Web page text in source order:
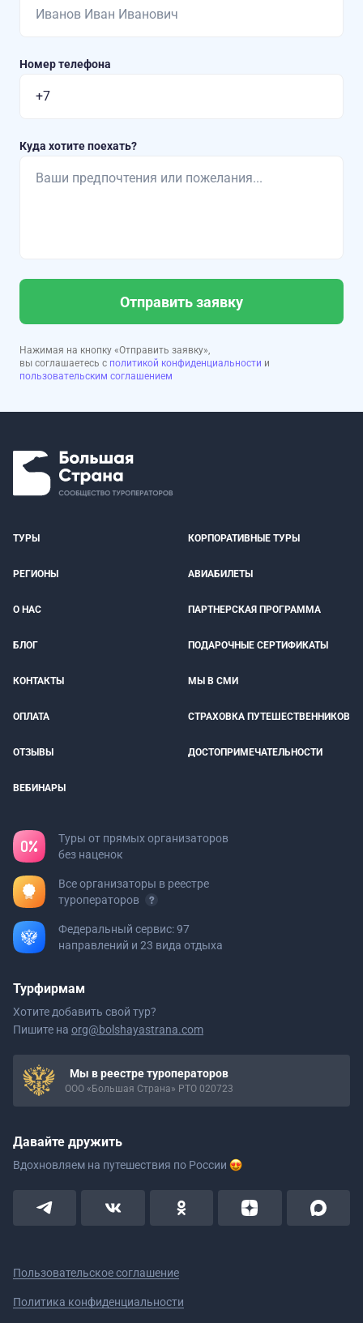
Номер телефона
Куда хотите поехать?
Отправить заявку
Нажимая на кнопку «Отправить заявку»,
вы соглашаетесь с политикой конфиденциальности и
пользовательским соглашением
ТУРЫ КОРПОРАТИВНЫЕ ТУРЫ
РЕГИОНЫ АВИАБИЛЕТЫ
О НАС ПАРТНЕРСКАЯ ПРОГРАММА
БЛОГ ПОДАРОЧНЫЕ СЕРТИФИКАТЫ
КОНТАКТЫ МЫ В СМИ
ОПЛАТА СТРАХОВКА ПУТЕШЕСТВЕННИКОВ
ОТЗЫВЫ ДОСТОПРИМЕЧАТЕЛЬНОСТИ
ВЕБИНАРЫ
Туры от прямых организаторов
без наценок
Все организаторы в реестре
туроператоров
Федеральный сервис: 97
направлений и 23 вида отдыха
Турфирмам
Хотите добавить свой тур?
Пишите на org@bolshayastrana.com
Мы в реестре туроператоров
ООО «Большая Страна» РТО 020723
Давайте дружить
Вдохновляем на путешествия по России
Пользовательское соглашение
Политика конфиденциальности